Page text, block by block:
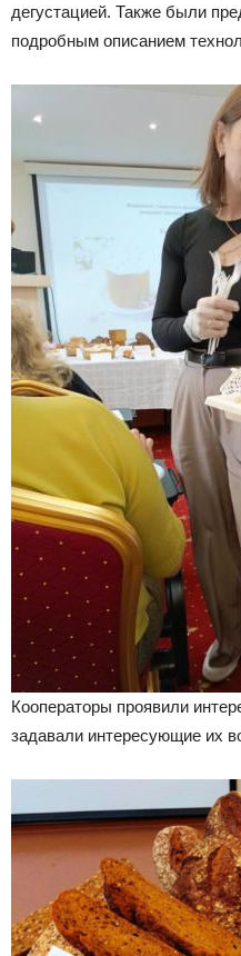
дегустацией. Также были
подробным описанием
Кооператоры проявили
задавали интересующие их